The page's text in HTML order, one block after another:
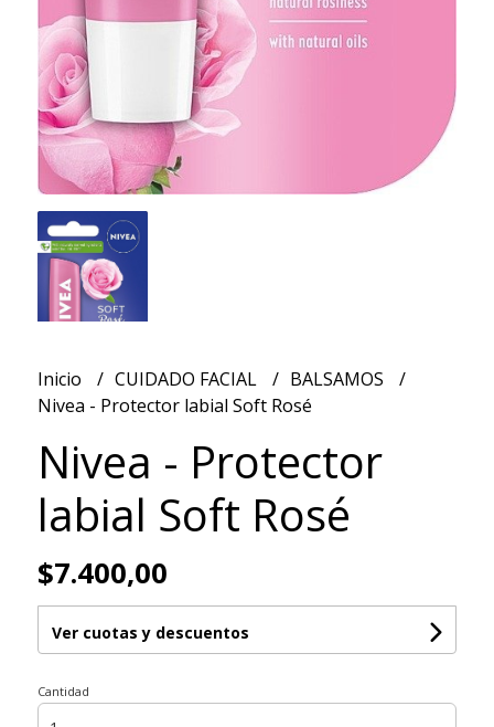
Inicio CUIDADO FACIAL
BALSAMOS
Nivea - Protector labial Soft Rosé
Nivea - Protector
labial Soft Rosé
$7.400,00
Ver cuotas y descuentos
Cantidad